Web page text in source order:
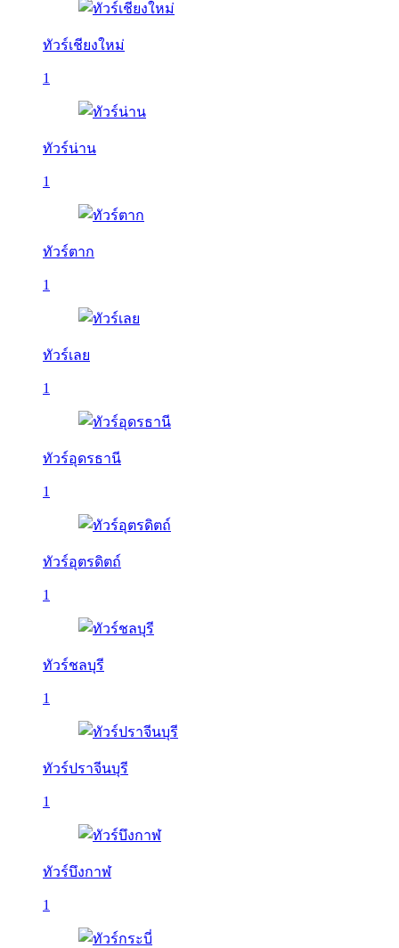
ทัวร์เชียงใหม่
1
ทัวร์น่าน
1
ทัวร์ตาก
1
ทัวร์เลย
1
ทัวร์อุดรธานี
1
ทัวร์อุตรดิตถ์
1
ทัวร์ชลบุรี
1
ทัวร์ปราจีนบุรี
1
ทัวร์บึงกาฬ
1